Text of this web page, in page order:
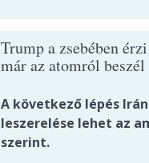
Trump a zsebében
már az atomról beszél
A következő lépés
leszerelése lehet az
szerint.